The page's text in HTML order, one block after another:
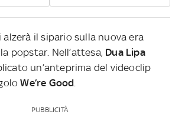
alzerà il sipario sulla nuova era
popstar. Nell’attesa, Dua Lipa
un’anteprima del videoclip
We’re Good
PUBBLICITÀ